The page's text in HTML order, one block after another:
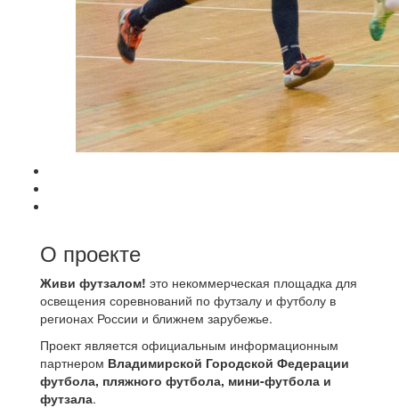
О проекте
Живи футзалом! это некоммерческая площадка для
освещения соревнований по футзалу и футболу в
регионах России и ближнем зарубежье.
Проект является официальным информационным
партнером Владимирской Городской Федерации
футбола, пляжного футбола, мини-футбола и
футзала.